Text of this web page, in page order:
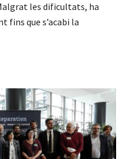
les dificultats, ha
fins que s’acabi la